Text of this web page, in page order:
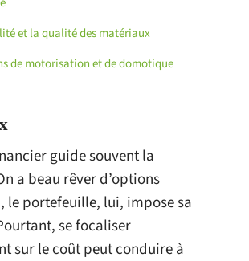
et la qualité des matériaux
de motorisation et de domotique
guide souvent la
a beau rêver d’options
le portefeuille, lui, impose sa
se focaliser
sur le coût peut conduire à